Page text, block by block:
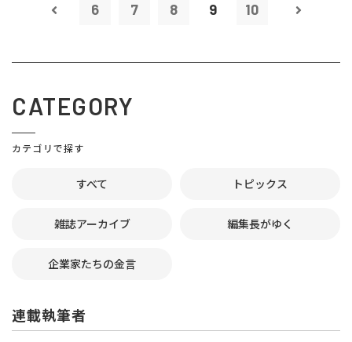
6 7 8 9 10
CATEGORY
カテゴリで探す
すべて トピックス
雑誌アーカイブ 編集長がゆく
企業家たちの金言
連載執筆者